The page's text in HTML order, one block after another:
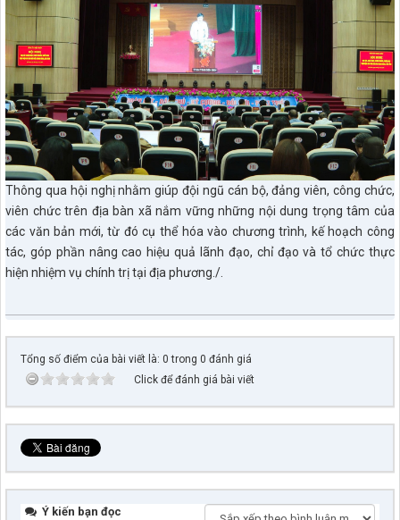
Thông qua hội nghị nhằm giúp đội ngũ cán bộ, đảng viên, công chức,
viên chức trên địa bàn xã nắm vững những nội dung trọng tâm của
các văn bản mới, từ đó cụ thể hóa vào chương trình, kế hoạch công
tác, góp phần nâng cao hiệu quả lãnh đạo, chỉ đạo và tổ chức thực
hiện nhiệm vụ chính trị tại địa phương./.
Tổng số điểm của bài viết là: 0 trong 0 đánh giá
Click để đánh giá bài viết
Ý kiến bạn đọc